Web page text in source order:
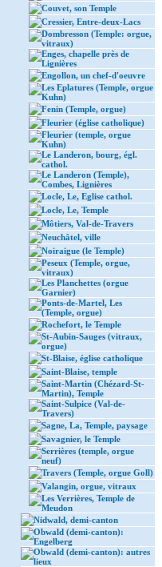
Couvet, son Temple
Cressier, Entre-deux-Lacs
Dombresson (Temple: orgue,
vitraux)
Enges, chapelle près de
Lignières
Engollon, un chef-d'oeuvre
Les Eplatures (Temple, orgue
Kuhn)
Fenin (Temple, orgue)
Fleurier (église catholique)
Fleurier (temple, orgue
Kuhn)
Le Landeron, bourg, égl.
cathol.
Le Landeron (Temple),
Combes, Lignières
Locle, Le, Eglise cathol.
Locle, Le, Temple
Môtiers, Val-de-Travers
Neuchâtel, ville
Noiraigue (le Temple)
Peseux (Temple, orgue,
vitraux)
Les Planchettes (orgue
Garnier)
Ponts-de-Martel, Les
(Temple, orgue)
Rochefort, le Temple
St-Aubin-Sauges (vitraux,
orgue)
St-Blaise, église catholique
Saint-Blaise, temple
Saint-Martin (Chézard-St-
Martin), Temple
Saint-Sulpice (Val-de-
Travers)
Sagne, La, Temple, paysage
Savagnier, le Temple
Serrières (temple, orgue
neuf)
Travers (Temple, orgue Goll)
Valangin, orgue, vitraux
Les Verrières, Temple de
Meudon
Nidwald, demi-canton
Obwald (demi-canton):
Engelberg
Obwald (demi-canton): autres
lieux